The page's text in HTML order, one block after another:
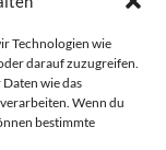
Technologien wie
darauf zuzugreifen.
wie das
Wenn du
bestimmte